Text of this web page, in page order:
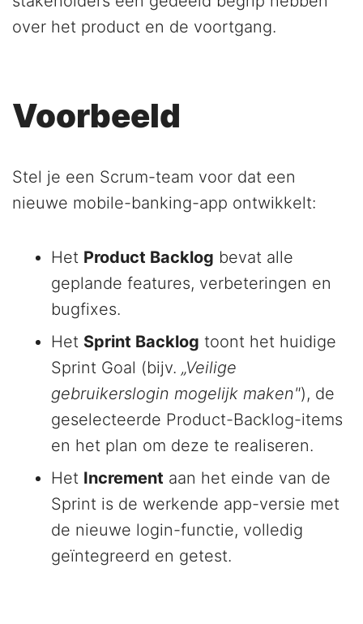
over het product en de voortgang.
Voorbeeld
Stel je een Scrum-team voor dat een
nieuwe mobile-banking-app ontwikkelt:
Het Product Backlog bevat alle
geplande features, verbeteringen en
bugfixes.
Het Sprint Backlog toont het huidige
Sprint Goal (bijv. „Veilige
gebruikerslogin mogelijk maken"), de
geselecteerde Product-Backlog-items
en het plan om deze te realiseren.
Het Increment aan het einde van de
Sprint is de werkende app-versie met
de nieuwe login-functie, volledig
geïntegreerd en getest.